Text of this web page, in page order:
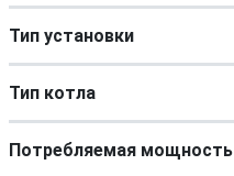
Тип установки
Тип котла
Потребляемая мощность